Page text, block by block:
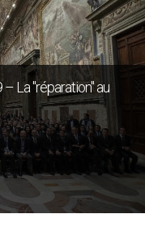
La "réparation" au